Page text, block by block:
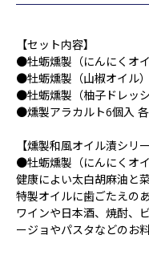
【セット内容】
●牡蛎燻製（にんにくオ
●牡蛎燻製（山椒オイル
●牡蛎燻製（柚子ドレッ
●燻製アラカルト6個入
【燻製和風オイル漬シリー
●牡蛎燻製（にんにくオイ
健康によい太白胡麻油と
特製オイルに歯ごたえの
ワインや日本酒、焼酎、
ージョやパスタなどのお